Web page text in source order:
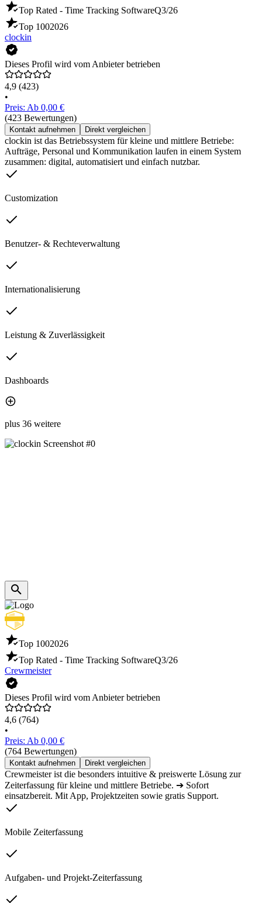
Top Rated - Time Tracking SoftwareQ3/26
Top 1002026
clockin
Dieses Profil wird vom Anbieter betrieben
4,9 (423)
•
Preis: Ab 0,00 €
(423 Bewertungen)
Kontakt aufnehmen Direkt vergleichen
clockin ist das Betriebssystem für kleine und mittlere Betriebe:
Aufträge, Personal und Kommunikation laufen in einem System
zusammen: digital, automatisiert und einfach nutzbar.
Customization
Benutzer- & Rechteverwaltung
Internationalisierung
Leistung & Zuverlässigkeit
Dashboards
plus 36 weitere
Top 1002026
Top Rated - Time Tracking SoftwareQ3/26
Crewmeister
Dieses Profil wird vom Anbieter betrieben
4,6 (764)
•
Preis: Ab 0,00 €
(764 Bewertungen)
Kontakt aufnehmen Direkt vergleichen
Crewmeister ist die besonders intuitive & preiswerte Lösung zur
Zeiterfassung für kleine und mittlere Betriebe. ➔ Sofort
einsatzbereit. Mit App, Projektzeiten sowie gratis Support.
Mobile Zeiterfassung
Aufgaben- und Projekt-Zeiterfassung